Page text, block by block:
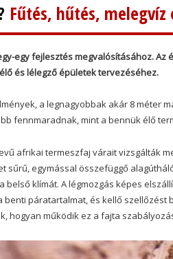
Fűtés, hűtés,
egy fejlesztés megvalósításához.
és lélegző épületek tervezéséhez.
a legnagyobbak akár 8 méter
fennmaradnak, mint a bennük élő
afrikai termeszfaj várait vizsgálták
sűrű, egymással összefüggő
klímát. A légmozgás képes
páratartalmat, és kellő szellőzést
hogyan működik ez a fajta